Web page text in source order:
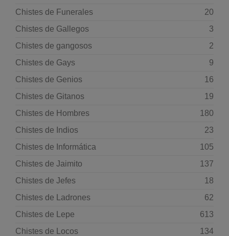
Chistes de Funerales
20
Chistes de Gallegos
3
Chistes de gangosos
2
Chistes de Gays
9
Chistes de Genios
16
Chistes de Gitanos
19
Chistes de Hombres
180
Chistes de Indios
23
Chistes de Informática
105
Chistes de Jaimito
137
Chistes de Jefes
18
Chistes de Ladrones
62
Chistes de Lepe
613
Chistes de Locos
134